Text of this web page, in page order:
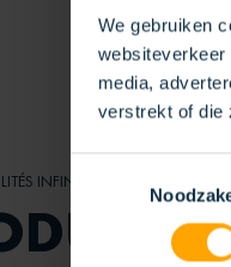
We gebruiken
media,
verstrekt of die
INFINIES